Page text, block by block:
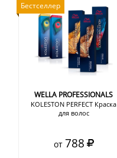
Бестселлер
WELLA PROFESSIONALS
KOLESTON PERFECT Краска
для волос
от 788